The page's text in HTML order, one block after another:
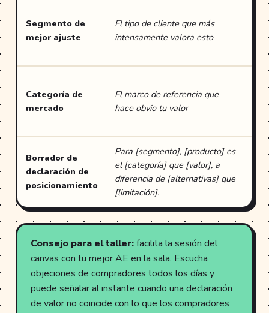
Segmento de
mejor ajuste
El tipo de cliente que más
intensamente valora esto
Categoría de
mercado
El marco de referencia que
hace obvio tu valor
Borrador de
declaración de
posicionamiento
Para [segmento], [producto] es
el [categoría] que [valor], a
diferencia de [alternativas] que
[limitación].
Consejo para el taller:facilita la sesión del
canvas con tu mejor AE en la sala. Escucha
objeciones de compradores todos los días y
puede señalar al instante cuando una declaración
de valor no coincide con lo que los compradores